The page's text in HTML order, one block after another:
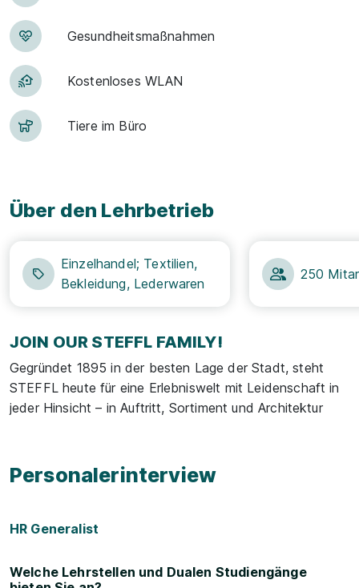
Ge­sund­heits­maß­nah­men
Kostenloses WLAN
Tiere im Büro
Über den Lehrbetrieb
Einzelhandel; Textilien,
Bekleidung, Lederwaren
250
JOIN OUR STEFFL FAMILY!
Gegründet 1895 in der besten Lage der Stadt, steht
STEFFL heute für eine Erlebniswelt mit Leidenschaft in
jeder Hinsicht – in Auftritt, Sortiment und Architektur
Personalerinterview
HR Generalist
Welche Lehrstellen und Dualen Studiengänge